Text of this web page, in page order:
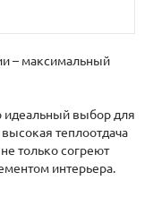
– максимальный
идеальный выбор для
теплоотдача
только согреют
интерьера.